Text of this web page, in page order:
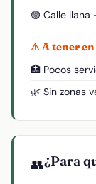
🟢 Calle
⚠ A tener
🏥 Pocos
🌿 Sin zonas
👥¿Para